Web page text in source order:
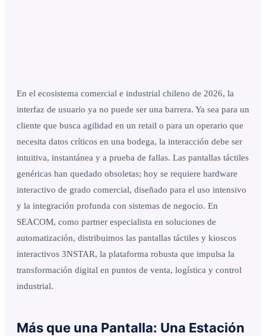
En el ecosistema comercial e industrial chileno de 2026, la
interfaz de usuario ya no puede ser una barrera. Ya sea para un
cliente que busca agilidad en un retail o para un operario que
necesita datos críticos en una bodega, la interacción debe ser
intuitiva, instantánea y a prueba de fallas. Las pantallas táctiles
genéricas han quedado obsoletas; hoy se requiere hardware
interactivo de grado comercial, diseñado para el uso intensivo
y la integración profunda con sistemas de negocio. En
SEACOM, como partner especialista en soluciones de
automatización, distribuimos las pantallas táctiles y kioscos
interactivos 3NSTAR, la plataforma robusta que impulsa la
transformación digital en puntos de venta, logística y control
industrial.
Más que una Pantalla: Una Estación